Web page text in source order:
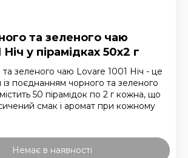
та зеленого чаю
у пірамідках 50х2 г
зеленого чаю Lovare 1001 Ніч - це
поєднанням чорного та зеленого
50 пірамідок по 2 г кожна, що
смак і аромат при кожному
Немає в наявності